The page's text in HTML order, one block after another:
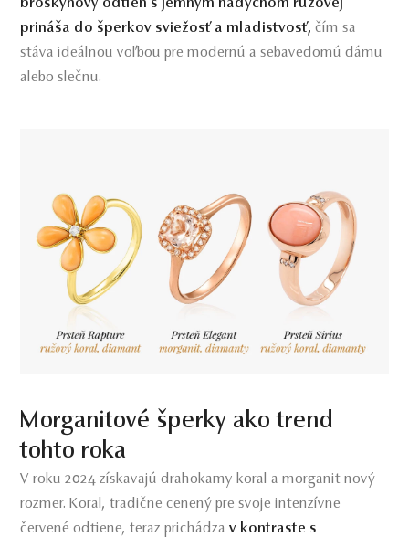
broskyňový odtieň s jemným nádychom ružovej
prináša do šperkov sviežosť a mladistvosť, čím sa
stáva ideálnou voľbou pre modernú a sebavedomú dámu
alebo slečnu.
Morganitové šperky ako trend
tohto roka
V roku 2024 získavajú drahokamy koral a morganit nový
rozmer. Koral, tradične cenený pre svoje intenzívne
červené odtiene, teraz prichádzav kontraste s